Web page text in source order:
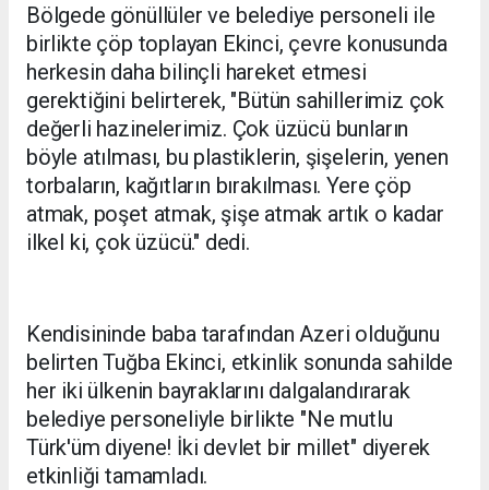
Bölgede gönüllüler ve belediye personeli ile
birlikte çöp toplayan Ekinci, çevre konusunda
herkesin daha bilinçli hareket etmesi
gerektiğini belirterek, "Bütün sahillerimiz çok
değerli hazinelerimiz. Çok üzücü bunların
böyle atılması, bu plastiklerin, şişelerin, yenen
torbaların, kağıtların bırakılması. Yere çöp
atmak, poşet atmak, şişe atmak artık o kadar
ilkel ki, çok üzücü." dedi.
Kendisininde baba tarafından Azeri olduğunu
belirten Tuğba Ekinci, etkinlik sonunda sahilde
her iki ülkenin bayraklarını dalgalandırarak
belediye personeliyle birlikte "Ne mutlu
Türk'üm diyene! İki devlet bir millet" diyerek
etkinliği tamamladı.